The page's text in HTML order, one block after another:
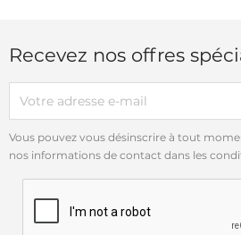
Recevez nos offres
Vous pouvez vous désinscrire à tout
nos informations de contact dans les